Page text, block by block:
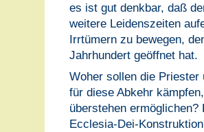
es ist gut denkbar, daß
weitere Leidenszeiten
Irrtümern zu bewegen,
Jahrhundert geöffnet hat.
Woher sollen die Priester
für diese Abkehr
überstehen
Ecclesia-Dei-